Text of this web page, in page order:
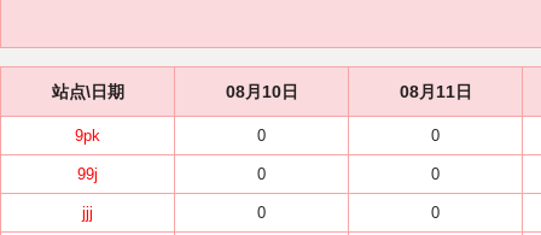
站点\日期 08月10日 08月11日
9pk 0 0
99j 0 0
jjj 0 0